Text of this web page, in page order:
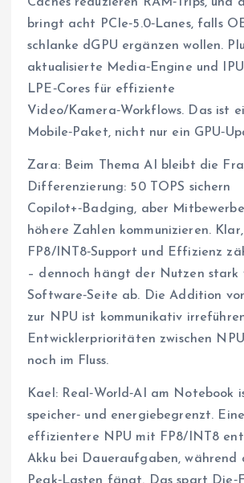
bringt acht PCIe‑5.0‑Lanes, falls
schlanke dGPU ergänzen wollen.
aktualisierte Media‑Engine und
LPE‑Cores für effiziente
Video/Kamera‑Workflows. Das ist
Mobile‑Paket, nicht nur ein
Zara: Beim Thema AI bleibt die
Differenzierung: 50 TOPS sichern
Copilot+‑Badging, aber
höhere Zahlen kommunizieren. Klar,
FP8/INT8‑Support und Effizienz
– dennoch hängt der Nutzen stark
Software‑Seite ab. Die Addition von
zur NPU ist kommunikativ
Entwicklerprioritäten zwischen
noch im Fluss.
Kael: Real‑World‑AI am Notebook
speicher‑ und energiebegrenzt.
effizientere NPU mit FP8/INT8
Akku bei Daueraufgaben, während